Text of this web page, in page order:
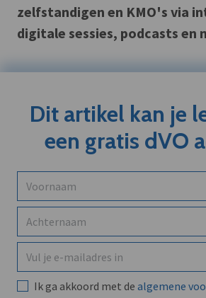
zelfstandigen en KMO's via
digitale sessies, podcasts en
Dit artikel kan je
een gratis dVO
Ik ga akkoord met de algemene